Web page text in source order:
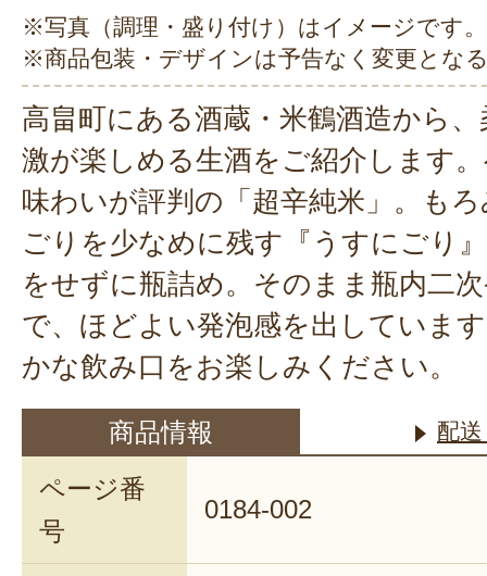
※写真（調理・盛り付け）はイメージです。
※商品包装・デザインは予告なく変更とな
高畠町にある酒蔵・米鶴酒造から
激が楽しめる生酒をご紹介します
味わいが評判の「超辛純米」。も
ごりを少なめに残す『うすにごり
をせずに瓶詰め。そのまま瓶内二
で、ほどよい発泡感を出していま
かな飲み口をお楽しみください。
商品情報 配
ページ番
号
0184-002